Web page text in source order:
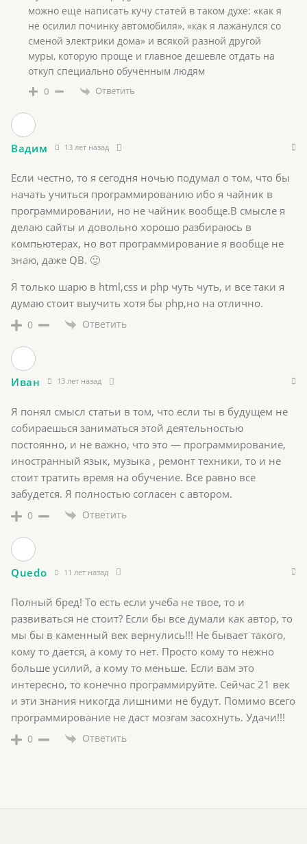
можно еще написать кучу статей в таком духе: «как я
не осилил починку автомобиля», «как я лажанулся со
сменой электрики дома» и всякой разной другой
муры, которую проще и главное дешевле отдать на
откуп специально обученным людям
0 Ответить
Вадим 13 лет назад
Если честно, то я сегодня ночью подумал о том, что бы
начать учиться программированию ибо я чайник в
программировании, но не чайник вообще.В смысле я
делаю сайты и довольно хорошо разбираюсь в
компьютерах, но вот программирование я вообще не
знаю, даже QB. 🙂
Я только шарю в html,css и php чуть чуть, и все таки я
думаю стоит выучить хотя бы php,но на отлично.
0 Ответить
Иван 13 лет назад
Я понял смысл статьи в том, что если ты в будущем не
собираешься заниматься этой деятельностью
постоянно, и не важно, что это — программирование,
иностранный язык, музыка , ремонт техники, то и не
стоит тратить время на обучение. Все равно все
забудется. Я полностью согласен с автором.
0 Ответить
Quedo 11 лет назад
Полный бред! То есть если учеба не твое, то и
развиваться не стоит? Если бы все думали как автор, то
мы бы в каменный век вернулись!!! Не бывает такого,
кому то дается, а кому то нет. Просто кому то нежно
больше усилий, а кому то меньше. Если вам это
интересно, то конечно программируйте. Сейчас 21 век
и эти знания никогда лишними не будут. Помимо всего
программирование не даст мозгам засохнуть. Удачи!!!
0 Ответить